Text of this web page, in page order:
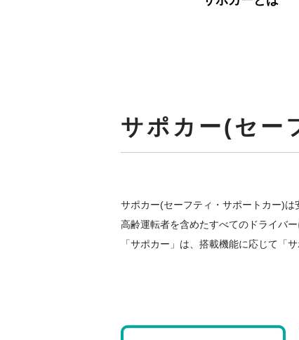
サポカー(セー
サポカー(セーフティ・サポートカー)は
高齢運転者を含めたすべてのドライバ
「サポカー」は、搭載機能に応じて「